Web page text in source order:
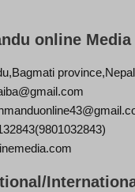
online Media
province,Nepal